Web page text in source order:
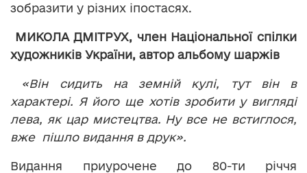
зобразити у різних іпостасях.
МИКОЛА ДМІТРУХ, член Національної спілки
художників України, автор альбому шаржів
«Він сидить на земній кулі, тут він в
характері. Я його ще хотів зробити у вигляді
лева, як цар мистецтва. Ну все не встиглося,
вже пішло видання в друк».
Видання приурочене до 80-ти річчя